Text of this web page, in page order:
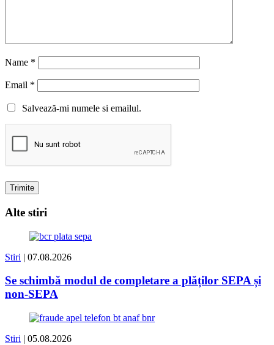
Name *
Email *
Salvează-mi numele si emailul.
Alte stiri
Stiri | 07.08.2026
Se schimbă modul de completare a plăților SEPA și
non-SEPA
Stiri | 05.08.2026